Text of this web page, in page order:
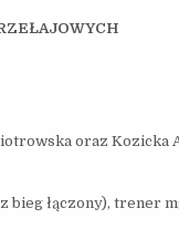
oraz Kozicka
bieg łączony), trener